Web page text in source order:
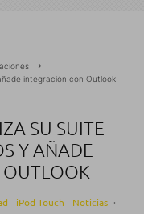
integración con Outlook
SU SUITE
Y AÑADE
OUTLOOK
iPod Touch Noticias ·